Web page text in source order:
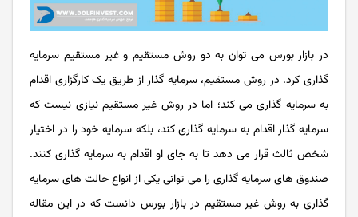
در بازار بورس می توان به دو روش مستقیم و غیر مستقیم سرمایه
گذاری کرد. در روش مستقیم، سرمایه گذار از طریق یک کارگزاری اقدام
به سرمایه گذاری می کند؛ اما در روش غیر مستقیم نیازی نیست که
سرمایه گذار اقدام به سرمایه گذاری کند، بلکه سرمایه خود را در اختیار
شخص ثالث قرار می دهد تا به جای او اقدام به سرمایه گذاری کنند.
صندوق های سرمایه گذاری را می توانی یکی از انواع حالت های سرمایه
گذاری به روش غیر مستقیم در بازار بورس دانست که در این مقاله